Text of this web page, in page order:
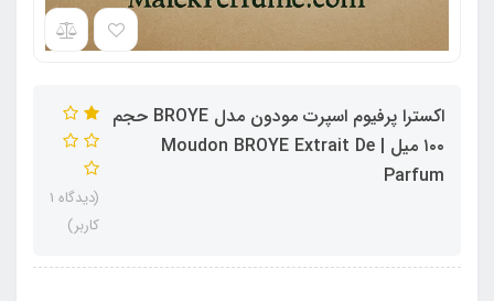
اکسترا پرفیوم اسپرت مودون مدل BROYE حجم
۱۰۰ میل | Moudon BROYE Extrait De
Parfum
(دیدگاه 1
کاربر)